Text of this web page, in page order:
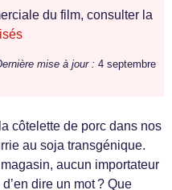
du film, consulter la
mise à jour : 4 septembre
côtelette de porc dans nos
au soja transgénique.
aucun importateur
dire un mot ? Que